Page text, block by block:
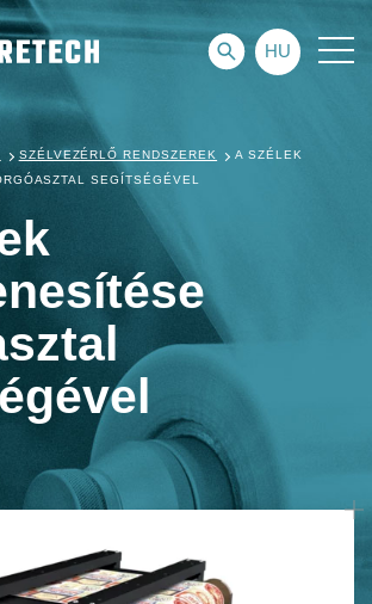
HU
SZÉLVEZÉRLŐ RENDSZEREK
A SZÉLEK
SEGÍTSÉGÉVEL